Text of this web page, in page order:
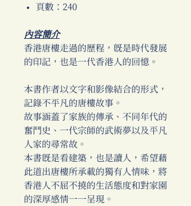
頁數：240
內容簡介
香港唐樓走過的歷程，既是時代發展
的印記，也是一代香港人的回憶。
本書作者以文字和影像結合的形式，
記錄不平凡的唐樓故事。
故事涵蓋了家族的傳承、不同年代的
奮鬥史、一代宗師的武術夢以及平凡
人家的尋常故。
本書既是看建築，也是讀人，希望藉
此道出唐樓所承載的獨有人情味，將
香港人不屈不撓的生活態度和對家園
的深厚感情一一呈現。